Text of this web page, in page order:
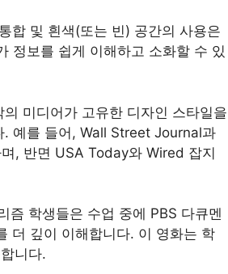
합 및 흰색(또는 빈) 공간의 사용은
정보를 쉽게 이해하고 소화할 수 있
미디어가 고유한 디자인 스타일을
. 예를 들어, Wall Street Journal과
, 반면 USA Today와 Wired 잡지
즘 학생들은 수업 중에 PBS 다큐멘
더 깊이 이해합니다. 이 영화는 학
니다.